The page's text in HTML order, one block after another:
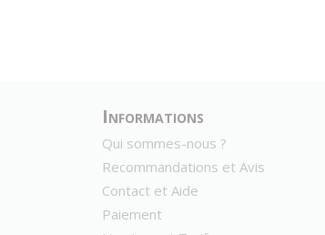
Informations
Qui sommes-nous ?
Recommandations et Avis
Contact et Aide
Paiement